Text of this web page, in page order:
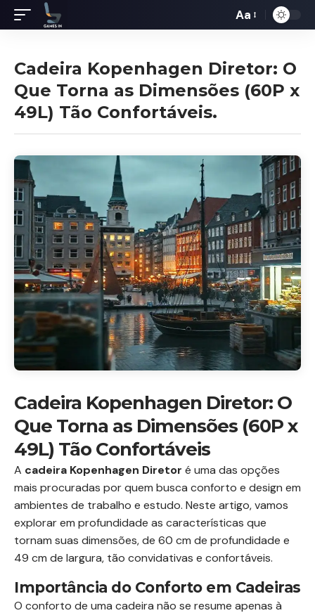
fontes
Aa
Cadeira Kopenhagen Diretor: O
Que Torna as Dimensões (60P x
49L) Tão Confortáveis.
Cadeira Kopenhagen Diretor: O
Que Torna as Dimensões (60P x
49L) Tão Confortáveis
A cadeira Kopenhagen Diretor é uma das opções
mais procuradas por quem busca conforto e design em
ambientes de trabalho e estudo. Neste artigo, vamos
explorar em profundidade as características que
tornam suas dimensões, de 60 cm de profundidade e
49 cm de largura, tão convidativas e confortáveis.
Importância do Conforto em Cadeiras
O conforto de uma cadeira não se resume apenas à